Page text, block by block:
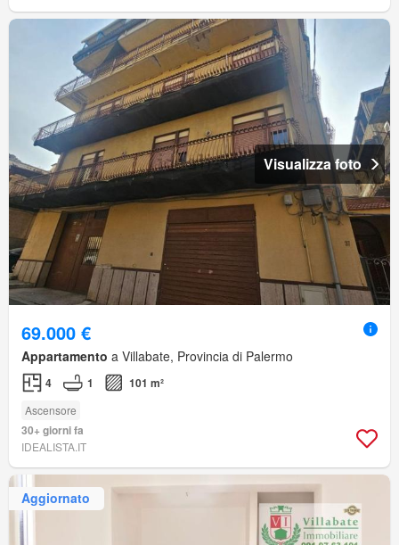
Visualizza foto
69.000 €
Appartamento a Villabate, Provincia di Palermo
4 1 101 m²
Ascensore
30+ giorni fa
IDEALISTA.IT
Aggiornato